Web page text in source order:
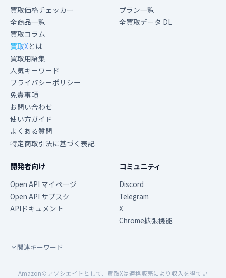
買取価格チェッカー
全商品一覧
買取コラム
買取Xとは
買取用語集
人気キーワード
プライバシーポリシー
免責事項
お問い合わせ
使い方ガイド
よくある質問
特定商取引法に基づく表記
プラン一覧
全買取データ DL
開発者向け
Open API マイページ
Open API サブスク
APIドキュメント
コミュニティ
Discord
Telegram
X
Chrome拡張機能
関連キーワード
Amazonのアソシエイトとして、買取Xは適格販売により収入を得てい